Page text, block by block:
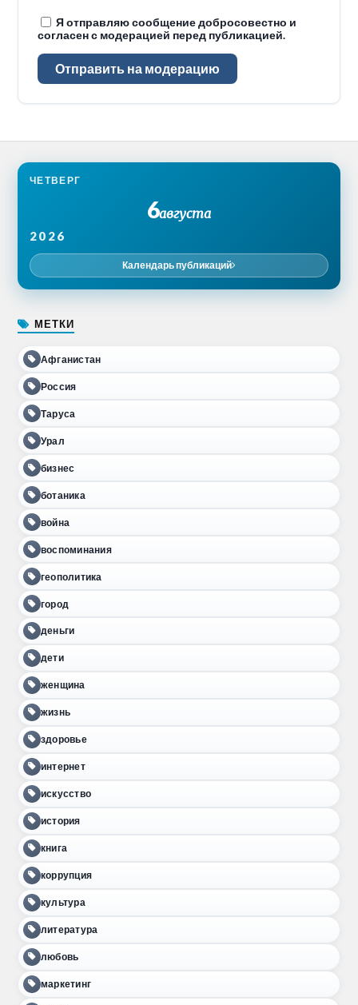
Я отправляю сообщение добросовестно и
согласен с модерацией перед публикацией.
Отправить на модерацию
ЧЕТВЕРГ
6августа
2026
Календарь публикаций
МЕТКИ
Афганистан
Россия
Таруса
Урал
бизнес
ботаника
война
воспоминания
геополитика
город
деньги
дети
женщина
жизнь
здоровье
интернет
искусство
история
книга
коррупция
культура
литература
любовь
маркетинг